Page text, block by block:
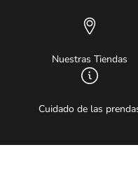
Nuestras Tiendas
Cuidado de las